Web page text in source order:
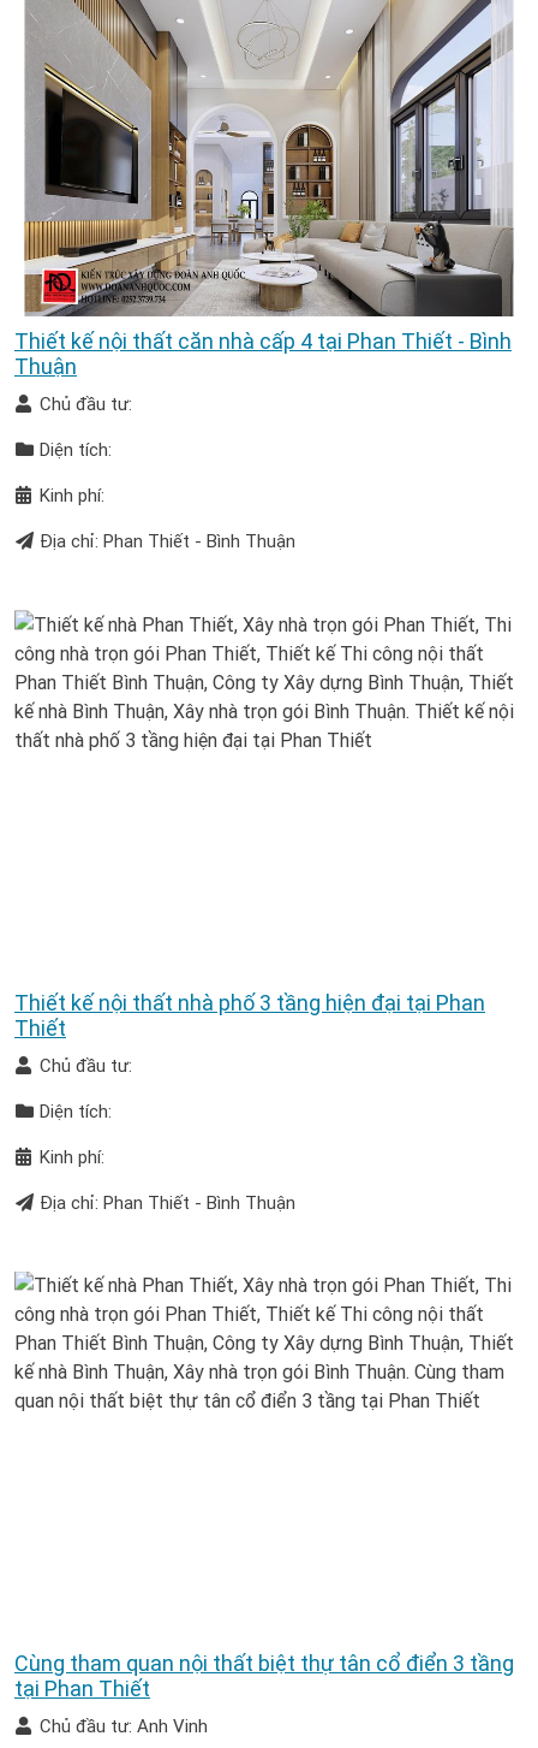
Thiết kế nội thất căn nhà cấp 4 tại Phan Thiết - Bình
Thuận
Chủ đầu tư:
Diện tích:
Kinh phí:
Địa chỉ: Phan Thiết - Bình Thuận
Thiết kế nội thất nhà phố 3 tầng hiện đại tại Phan
Thiết
Chủ đầu tư:
Diện tích:
Kinh phí:
Địa chỉ: Phan Thiết - Bình Thuận
Cùng tham quan nội thất biệt thự tân cổ điển 3 tầng
tại Phan Thiết
Chủ đầu tư: Anh Vinh